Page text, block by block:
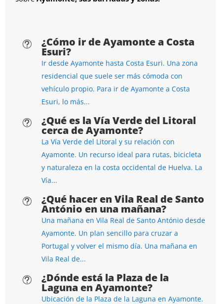
t ¿Cómo ir de Ayamonte a Costa
Esuri?
Ir desde Ayamonte hasta Costa Esuri. Una zona
residencial que suele ser más cómoda con
vehículo propio. Para ir de Ayamonte a Costa
Esuri, lo más...
t ¿Qué es la Vía Verde del Litoral
cerca de Ayamonte?
La Vía Verde del Litoral y su relación con
Ayamonte. Un recurso ideal para rutas, bicicleta
y naturaleza en la costa occidental de Huelva. La
Vía...
t ¿Qué hacer en Vila Real de Santo
António en una mañana?
Una mañana en Vila Real de Santo António desde
Ayamonte. Un plan sencillo para cruzar a
Portugal y volver el mismo día. Una mañana en
Vila Real de...
t ¿Dónde está la Plaza de la
Laguna en Ayamonte?
Ubicación de la Plaza de la Laguna en Ayamonte.